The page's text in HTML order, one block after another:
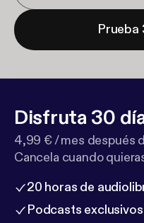
Prueba
Disfruta 30
4,99 € / mes después
Cancela cuando
20 horas de
Podcasts exclusivos